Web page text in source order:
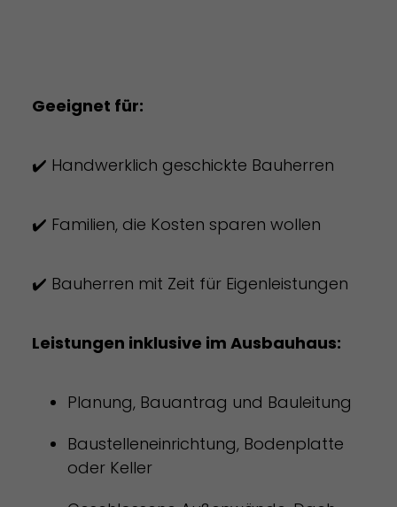
Geeignet für:
✔️ Handwerklich geschickte Bauherren
✔️ Familien, die Kosten sparen wollen
✔️ Bauherren mit Zeit für Eigenleistungen
Leistungen inklusive im Ausbauhaus:
Planung, Bauantrag und Bauleitung
Baustelleneinrichtung, Bodenplatte
oder Keller